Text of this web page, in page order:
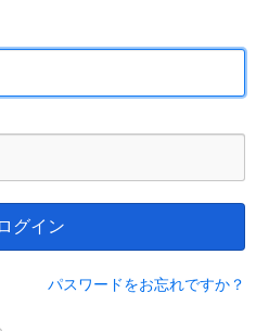
グイン
パスワードをお忘れですか？